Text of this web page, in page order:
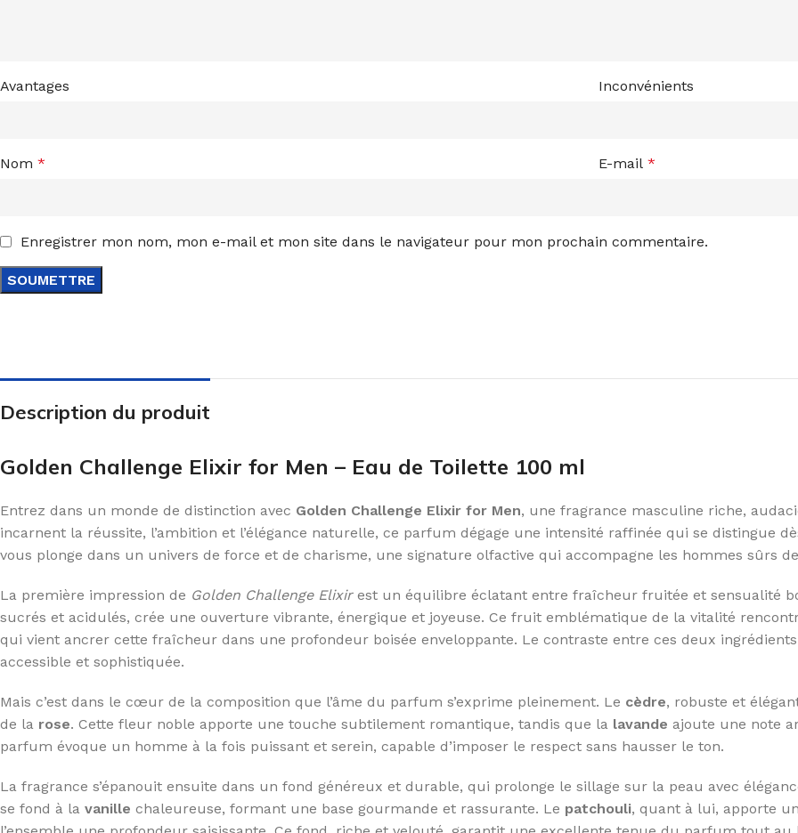
Avantages Inconvénients
Nom * E-mail *
Enregistrer mon nom, mon e-mail et mon site dans le navigateur pour mon prochain commentaire.
Description du produit
Golden Challenge Elixir for Men – Eau de Toilette 100 ml
Entrez dans un monde de distinction avec Golden Challenge Elixir for Men, une fragrance masculine riche,
incarnent la réussite, l’ambition et l’élégance naturelle, ce parfum dégage une intensité raffinée qui se distingue
vous plonge dans un univers de force et de charisme, une signature olfactive qui accompagne les hommes sûrs
La première impression de Golden Challenge Elixirest un équilibre éclatant entre fraîcheur fruitée et sensualité
sucrés et acidulés, crée une ouverture vibrante, énergique et joyeuse. Ce fruit emblématique de la vitalité
qui vient ancrer cette fraîcheur dans une profondeur boisée enveloppante. Le contraste entre ces deux
accessible et sophistiquée.
Mais c’est dans le cœur de la composition que l’âme du parfum s’exprime pleinement. Le cèdre, robuste et
de la rose. Cette fleur noble apporte une touche subtilement romantique, tandis que la lavande ajoute une note
parfum évoque un homme à la fois puissant et serein, capable d’imposer le respect sans hausser le ton.
La fragrance s’épanouit ensuite dans un fond généreux et durable, qui prolonge le sillage sur la peau avec
se fond à la vanille chaleureuse, formant une base gourmande et rassurante. Le patchouli, quant à lui, apporte